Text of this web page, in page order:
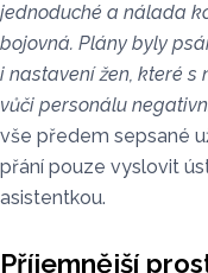
jednoduché a nálada
bojovná. Plány byly
i nastavení žen, které s
vůči personálu
vše předem sepsané
přání pouze vyslovit
asistentkou.
Příjemnější